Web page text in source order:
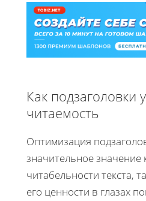
Как подзаголовки
читаемость
Оптимизация
значительное значение
читабельности текста,
его ценности в глазах